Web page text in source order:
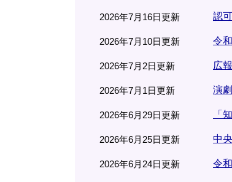
2026年7月16日更新 認
2026年7月10日更新 令
2026年7月2日更新 広
2026年7月1日更新 演
2026年6月29日更新 「
2026年6月25日更新 中
2026年6月24日更新 令